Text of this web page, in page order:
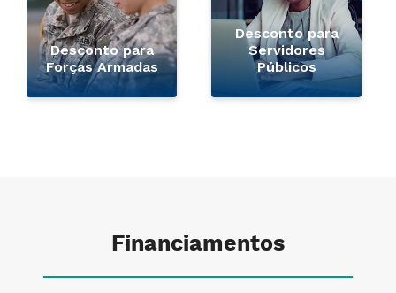
Desconto para
Forças Armadas
Desconto para
Servidores
Públicos
Financiamentos